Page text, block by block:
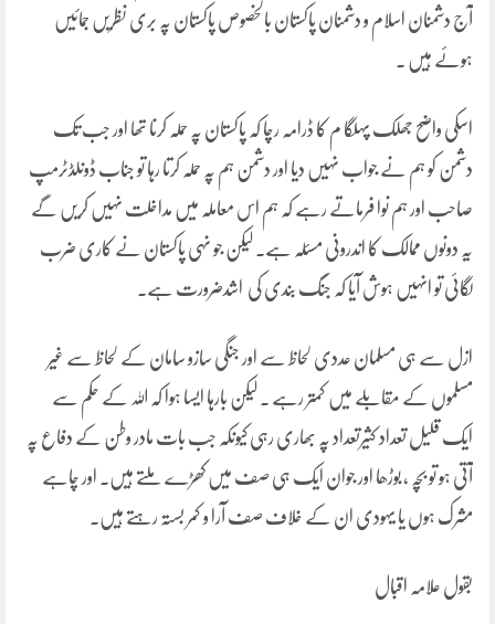
آج دشمنان اسلام و دشمنان پاکستان بالخصوص پاکستان پہ بری نظریں جمائیں
ہوئے ہیں ۔
اسکی واضح جھلک پہلگا م کا ڈرامہ رچا کہ پاکستان پہ حملہ کرنا تھا اور جب تک
دشمن کو ہم نے جواب نہیں دیا اور دشمن ہم پہ حملہ کرتا رہا تو جناب ڈونلڈٹرمپ
صاحب اور ہم نوا فرماتے رہے کہ ہم اس معاملہ میں مداخلت نہیں کریں گے
یہ دونوں ممالک کا اندرونی مسئلہ ہے۔ لیکن جو نہی پاکستان نے کاری ضرب
لگائی تو انہیں ہوش آیا کہ جنگ بندی کی اشدضرورت ہے۔
ازل سے ہی مسلمان عددی لحاظ سے اور جنگی سازو سامان کے لحاظ سے غیر
مسلموں کے مقابلے میں کمتر رہے ۔ لیکن بارہا ایسا ہوا کہ اللہ کے حکم سے
ایک قلیل تعداد کثیرتعداد پہ بھاری رہی کیونکہ جب بات مادر وطن کے دفاع پہ
آتی ہو تو بچہ ، بوڑھا اور جوان ایک ہی صف میں کھڑے ملتے ہیں۔ اور چاہے
مشرک ہوں یا یہودی ان کے خلاف صف آرا و کمر بستہ رہتے ہیں۔
بقول علامہ اقبال